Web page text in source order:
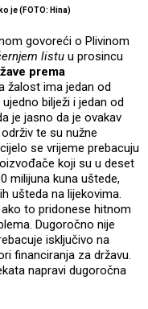
je (FOTO: Hina)
govoreći o Plivinom
listu u prosincu
prema
žalost ima jedan od
bilježi i jedan od
je jasno da je ovakav
te su nužne
se vrijeme prebacuju
koji su u deset
milijuna kuna uštede,
ušteda na lijekovima.
to pridonese hitnom
Dugoročno nije
isključivo na
financiranja za državu.
napravi dugoročna